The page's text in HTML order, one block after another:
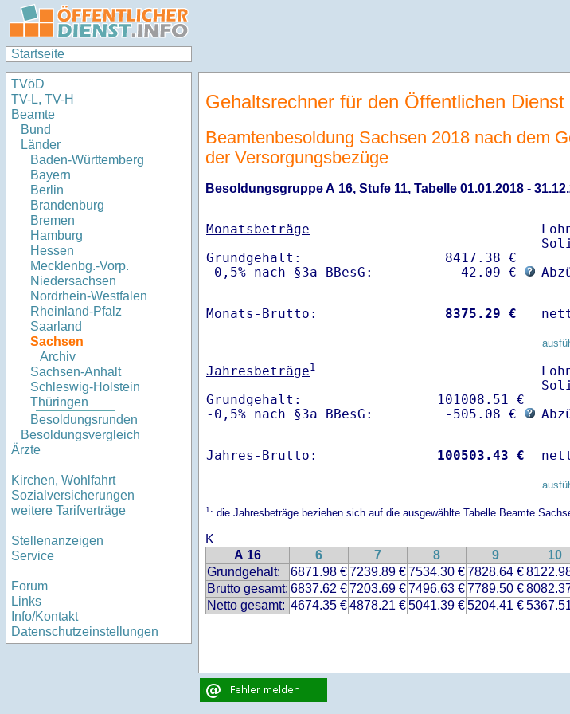
Startseite
TVöD
TV-L, TV-H
Beamte
Bund
Länder
Baden-Württemberg
Bayern
Berlin
Brandenburg
Bremen
Hamburg
Hessen
Mecklenbg.-Vorp.
Niedersachsen
Nordrhein-Westfalen
Rheinland-Pfalz
Saarland
Sachsen
Archiv
Sachsen-Anhalt
Schleswig-Holstein
Thüringen
Besoldungsrunden
Besoldungsvergleich
Ärzte
Kirchen, Wohlfahrt
Sozialversicherungen
weitere Tarifverträge
Stellenanzeigen
Service
Forum
Links
Info/Kontakt
Datenschutzeinstellungen
Gehaltsrechner für den Öffentlichen Dienst
Beamtenbesoldung Sachsen 2018 nach dem
der Versorgungsbezüge
Besoldungsgruppe A 16, Stufe 11, Tabelle 01.01.2018 -
Monatsbeträge
Grundgehalt:                  8417.38 €
-0,5% nach §3a BBesG:          -42.09 €
Monats-Brutto: 8375.29 €
Jahresbeträge1
Grundgehalt:                 101008.51 €
-0,5% nach §3a BBesG:         -505.08 €
Jahres-Brutto: 100503.43 €
1: die Jahresbeträge beziehen sich auf die ausgewählte Tabelle Beamte
K
.. A 16 .. 6 7 8 9 10
Grundgehalt:
6871.98 €7239.89 €7534.30 €7828.64 €
Brutto gesamt: 6837.62 €7203.69 €7496.63 €7789.50 €
Netto gesamt: 4674.35 €4878.21 €5041.39 €5204.41 €